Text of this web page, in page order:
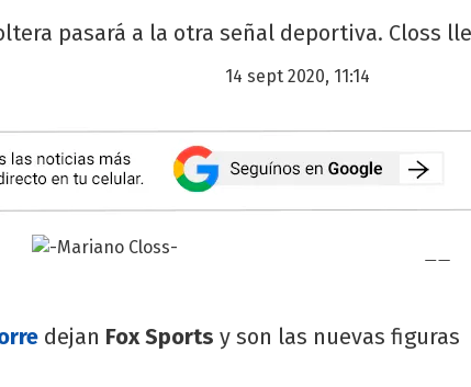
pasará a la otra señal deportiva. Closs
14 sept 2020, 11:14
dejan Fox Sports y son las nuevas figuras